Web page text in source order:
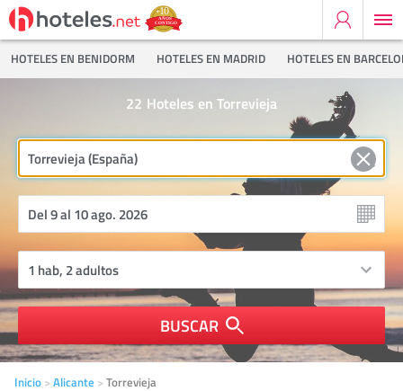
HOTELES EN BENIDORM HOTELES EN MADRID HOTELES EN
Hoteles en Torrevieja
22
BUSCAR
Inicio Alicante Torrevieja